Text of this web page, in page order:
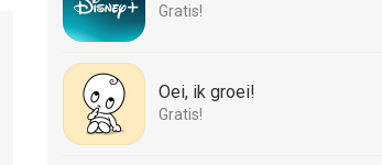
Gratis!
Oei, ik groei!
Gratis!